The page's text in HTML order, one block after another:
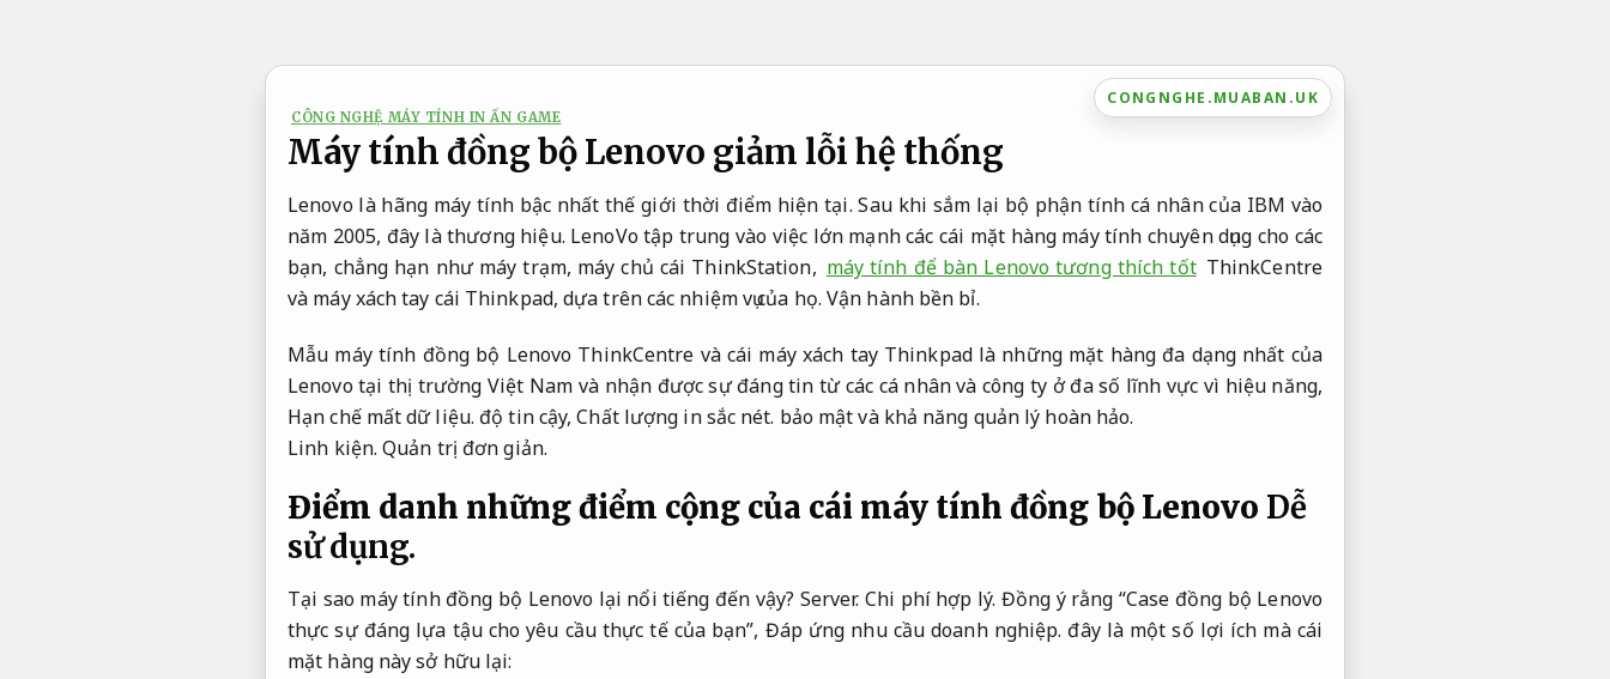
CONGNGHE.MUABAN.UK
CÔNG NGHỆ MÁY TÍNH IN ẤN GAME
Máy tính đồng bộ Lenovo giảm lỗi hệ thống
Lenovo là hãng máy tính bậc nhất thế giới thời điểm hiện tại. Sau khi sắm lại bộ phận tính cá nhân của IBM vào
năm 2005, đây là thương hiệu. LenoVo tập trung vào việc lớn mạnh các cái mặt hàng máy tính chuyên dụng cho các
bạn, chẳng hạn như máy trạm, máy chủ cái ThinkStation, máy tính để bàn Lenovo tương thích tốt ThinkCentre
và máy xách tay cái Thinkpad, dựa trên các nhiệm vụ của họ.Vận hành bền bỉ.
Mẫu máy tính đồng bộ Lenovo ThinkCentre và cái máy xách tay Thinkpad là những mặt hàng đa dạng nhất của
Lenovo tại thị trường Việt Nam và nhận được sự đáng tin từ các cá nhân và công ty ở đa số lĩnh vực vì hiệu năng,
Hạn chế mất dữ liệu. độ tin cậy,Chất lượng in sắc nét. bảo mật và khả năng quản lý hoàn hảo.
Linh kiện. Quản trị đơn giản.
Điểm danh những điểm cộng của cái máy tính đồng bộ Lenovo Dễ
sử dụng.
Tại sao máy tính đồng bộ Lenovo lại nổi tiếng đến vậy? Server. Chi phí hợp lý. Đồng ý rằng “Case đồng bộ Lenovo
thực sự đáng lựa tậu cho yêu cầu thực tế của bạn”, Đáp ứng nhu cầu doanh nghiệp. đây là một số lợi ích mà cái
mặt hàng này sở hữu lại: